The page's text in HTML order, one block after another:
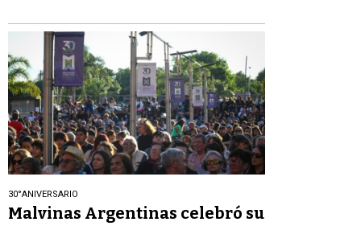
30°ANIVERSARIO
Malvinas Argentinas celebró su